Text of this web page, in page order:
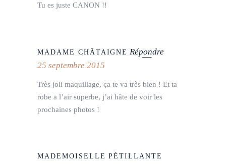
Tu es juste CANON !!
MADAME CHÂTAIGNE Répondre
25 septembre 2015
Très joli maquillage, ça te va très bien ! Et ta
robe a l’air superbe, j’ai hâte de voir les
prochaines photos !
MADEMOISELLE PÉTILLANTE